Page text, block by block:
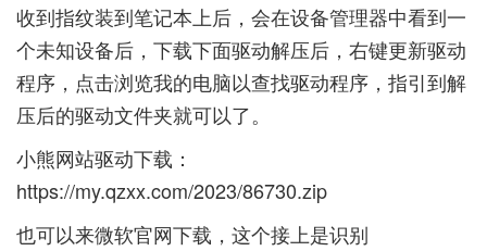
收到指纹装到笔记本上后，会在设备管理器中看到一
个未知设备后，下载下面驱动解压后，右键更新驱动
程序，点击浏览我的电脑以查找驱动程序，指引到解
压后的驱动文件夹就可以了。
小熊网站驱动下载：
https://my.qzxx.com/2023/86730.zip
也可以来微软官网下载，这个接上是识别